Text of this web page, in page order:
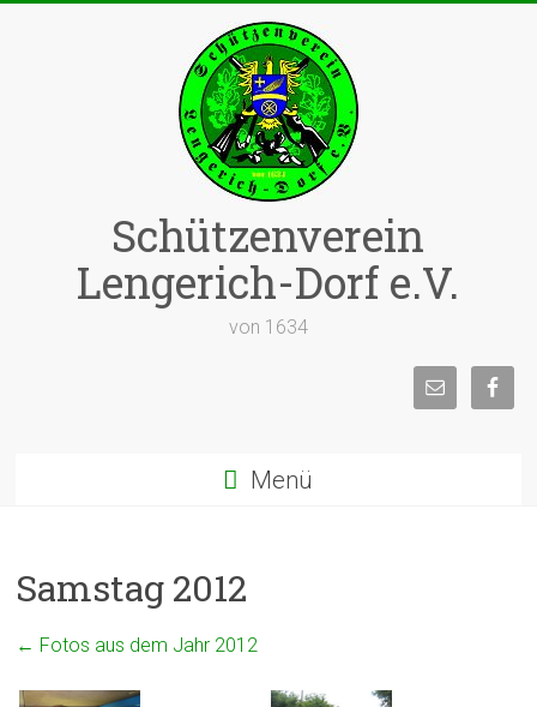
Schützenverein
Lengerich-Dorf e.V.
von 1634
Menü
Samstag 2012
← Fotos aus dem Jahr 2012